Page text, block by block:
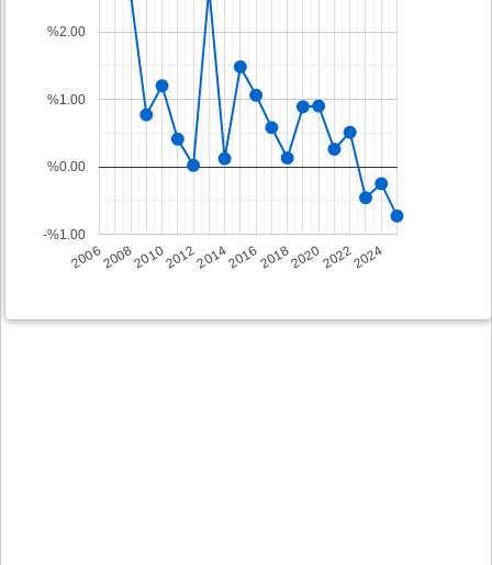
2006200820102012201420162018202020222024
-%1.00
%0.00
%1.00
%2.00